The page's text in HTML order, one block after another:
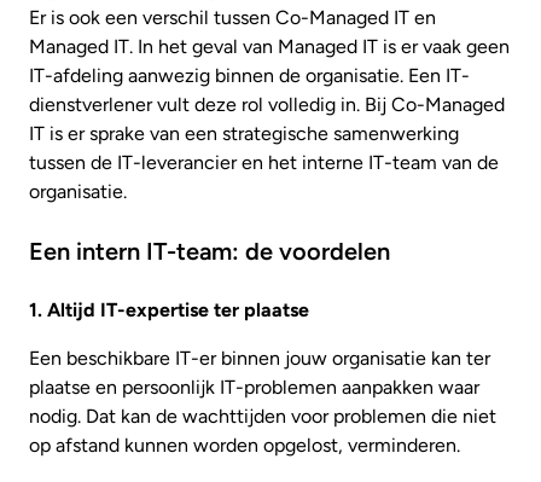
Er is ook een verschil tussen Co-Managed IT en
Managed IT. In het geval van Managed IT is er vaak geen
IT-afdeling aanwezig binnen de organisatie. Een IT-
dienstverlener vult deze rol volledig in. Bij Co-Managed
IT is er sprake van een strategische samenwerking
tussen de IT-leverancier en het interne IT-team van de
organisatie.
Een intern IT-team: de voordelen
1. Altijd IT-expertise ter plaatse
Een beschikbare IT-er binnen jouw organisatie kan ter
plaatse en persoonlijk IT-problemen aanpakken waar
nodig. Dat kan de wachttijden voor problemen die niet
op afstand kunnen worden opgelost, verminderen.